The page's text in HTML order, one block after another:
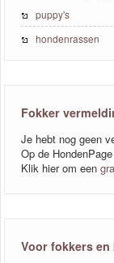
puppy's
hondenrassen
Fokker
Je hebt nog geen
Op de
Klik hier om een
Voor fokkers en